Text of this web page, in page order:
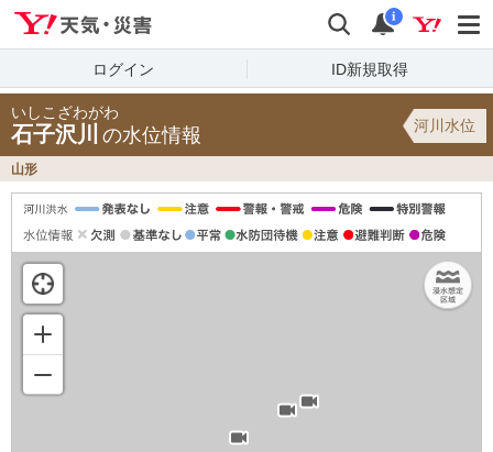
検索 通知
i
ログイン ID新規取得
いしこざわがわ
石子沢川 の水位情報 河川水位
山形